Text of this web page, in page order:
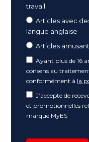
travail
Articles avec
langue anglaise
Articles
Ayant plus de 16
consens au
conformément à la
J’accepte de
et promotionnelles
marque MyES